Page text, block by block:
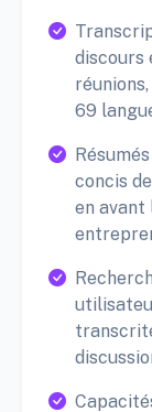
discours
69
concis
en avant